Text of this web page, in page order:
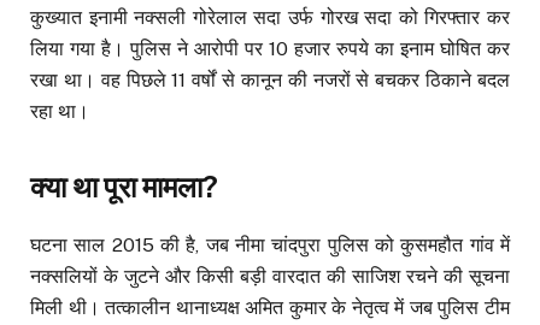
कुख्यात इनामी नक्सली गोरेलाल सदा उर्फ गोरख सदा को गिरफ्तार कर
लिया गया है। पुलिस ने आरोपी पर 10 हजार रुपये का इनाम घोषित कर
रखा था। वह पिछले 11 वर्षों से कानून की नजरों से बचकर ठिकाने बदल
रहा था।
क्या था पूरा मामला?
घटना साल 2015 की है, जब नीमा चांदपुरा पुलिस को कुसमहौत गांव में
नक्सलियों के जुटने और किसी बड़ी वारदात की साजिश रचने की सूचना
मिली थी। तत्कालीन थानाध्यक्ष अमित कुमार के नेतृत्व में जब पुलिस टीम